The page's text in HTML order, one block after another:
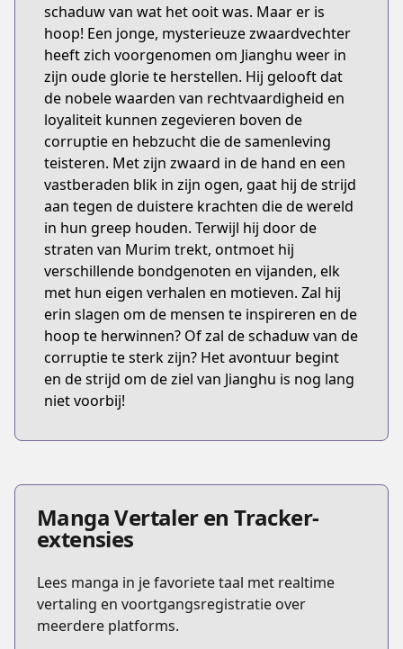
schaduw van wat het ooit was. Maar er is
hoop! Een jonge, mysterieuze zwaardvechter
heeft zich voorgenomen om Jianghu weer in
zijn oude glorie te herstellen. Hij gelooft dat
de nobele waarden van rechtvaardigheid en
loyaliteit kunnen zegevieren boven de
corruptie en hebzucht die de samenleving
teisteren. Met zijn zwaard in de hand en een
vastberaden blik in zijn ogen, gaat hij de strijd
aan tegen de duistere krachten die de wereld
in hun greep houden. Terwijl hij door de
straten van Murim trekt, ontmoet hij
verschillende bondgenoten en vijanden, elk
met hun eigen verhalen en motieven. Zal hij
erin slagen om de mensen te inspireren en de
hoop te herwinnen? Of zal de schaduw van de
corruptie te sterk zijn? Het avontuur begint
en de strijd om de ziel van Jianghu is nog lang
niet voorbij!
Manga Vertaler en Tracker-
extensies
Lees manga in je favoriete taal met realtime
vertaling en voortgangsregistratie over
meerdere platforms.